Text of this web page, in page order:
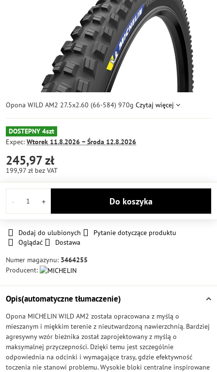
Opona WILD AM2 27.5x2.60 (66-584) 970g Czytaj więcej
DOSTEPNY 4szt
Expec: Wtorek 11.8.2026 − Środa 12.8.2026
245,97 zł
199,97 zł bez VAT
Do koszyka
Dodaj do ulubionych
Pytanie dotyczące produktu
Oglądać
Dostawa
Numer magazynu: 3464255
Producent:
Opis(automatyczne tłumaczenie)
Opona MICHELIN WILD AM2 została opracowana z myślą o
mieszanym i miękkim terenie z nieutwardzoną nawierzchnią. Bardziej
agresywny wzór bieżnika został zaprojektowany z myślą o
maksymalnej przyczepności. Dzięki temu jest szczególnie
odpowiednia na odcinki i wymagające trasy, gdzie efektywność
toczenia nie stanowi problemu. Wysokie bloki centralne inspirowane